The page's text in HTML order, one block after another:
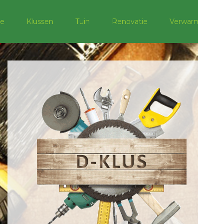
Klussen Tuin Renovatie